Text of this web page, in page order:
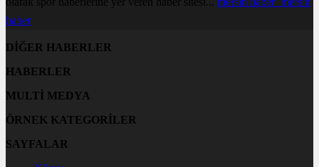
haber
DİĞER HABERLER
HABERLER
MULTİ MEDYA
ÖRNEK KATEGORİLER
SAYFALAR